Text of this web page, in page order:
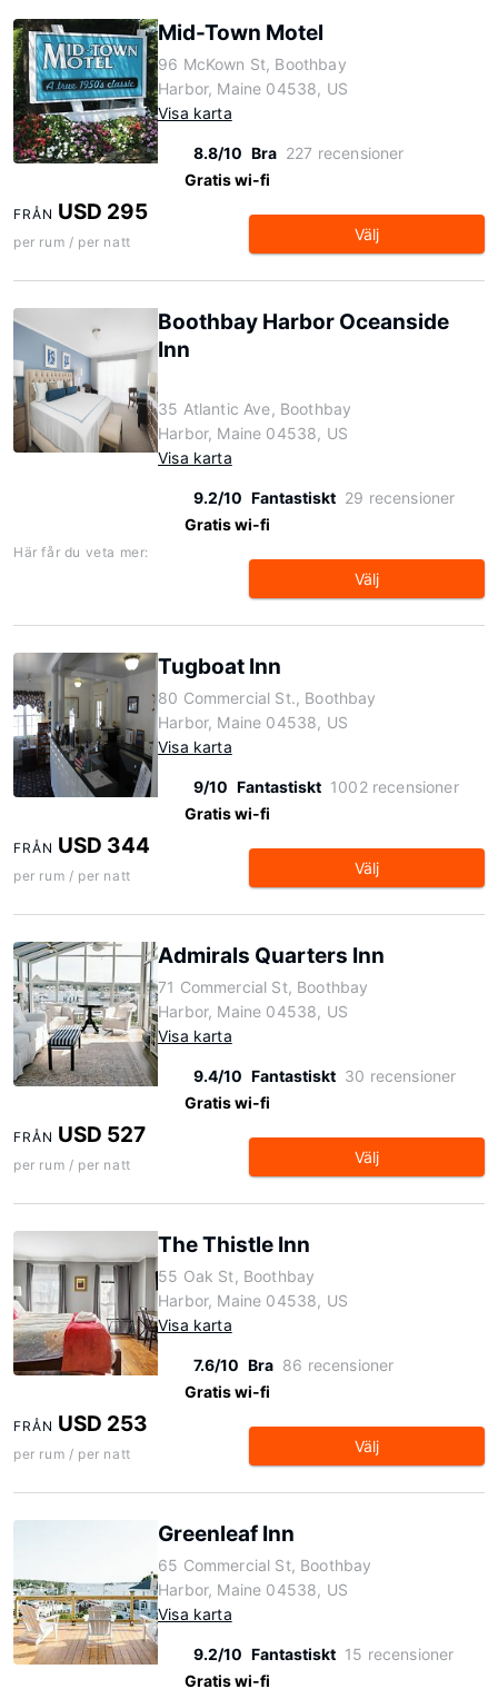
Mid-Town Motel
96 McKown St, Boothbay
Harbor, Maine 04538, US
Visa karta
8.8/10 Bra 227 recensioner
Gratis wi-fi
FRÅN USD 295
per rum / per natt Välj
Boothbay Harbor Oceanside
Inn
35 Atlantic Ave, Boothbay
Harbor, Maine 04538, US
Visa karta
9.2/10 Fantastiskt 29 recensioner
Gratis wi-fi
Här får du veta mer:
Välj
Tugboat Inn
80 Commercial St., Boothbay
Harbor, Maine 04538, US
Visa karta
9/10 Fantastiskt 1002 recensioner
Gratis wi-fi
FRÅN USD 344
per rum / per natt Välj
Admirals Quarters Inn
71 Commercial St, Boothbay
Harbor, Maine 04538, US
Visa karta
9.4/10 Fantastiskt 30 recensioner
Gratis wi-fi
FRÅN USD 527
per rum / per natt Välj
The Thistle Inn
55 Oak St, Boothbay
Harbor, Maine 04538, US
Visa karta
7.6/10 Bra 86 recensioner
Gratis wi-fi
FRÅN USD 253
per rum / per natt Välj
Greenleaf Inn
65 Commercial St, Boothbay
Harbor, Maine 04538, US
Visa karta
9.2/10 Fantastiskt 15 recensioner
Gratis wi-fi